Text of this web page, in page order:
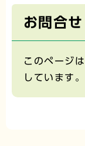
お問合せ
このページは
しています。